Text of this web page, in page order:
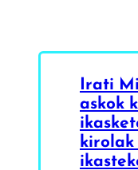
Irati
askok
kirolak